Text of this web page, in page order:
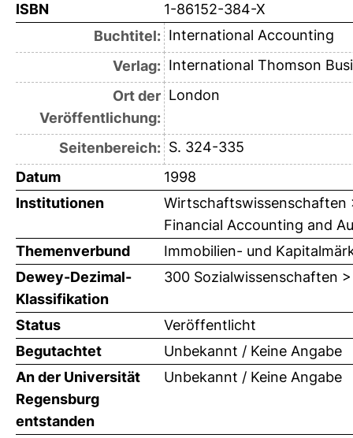
ISBN
1-86152-384-X
Buchtitel: International Accounting
Verlag: International Thomson
Ort der
Veröffentlichung:
London
Seitenbereich: S. 324-335
Datum
1998
Institutionen
Financial Accounting and
Themenverbund
Immobilien- und
Dewey-Dezimal-
Klassifikation
300 Sozialwissenschaften
Status
Veröffentlicht
Begutachtet
Unbekannt / Keine Angabe
An der Universität
Regensburg
entstanden
Unbekannt / Keine Angabe